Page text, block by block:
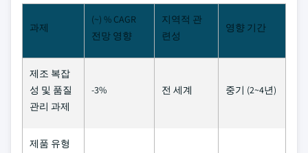
과제
(~) % CAGR
전망 영향
지역적 관
련성
영향 기간
제조 복잡
성 및 품질
관리 과제
-3% 전 세계 중기 (2~4년)
제품 유형